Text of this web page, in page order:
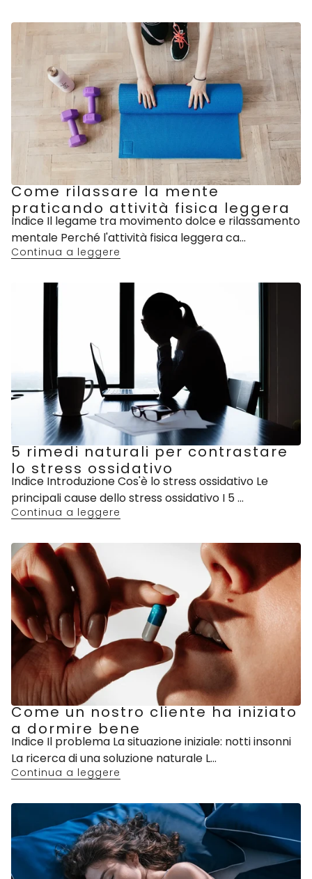
Come rilassare la mente
praticando attività fisica leggera
Indice Il legame tra movimento dolce e rilassamento
mentale Perché l'attività fisica leggera ca...
Continua a leggere
5 rimedi naturali per contrastare
lo stress ossidativo
Indice Introduzione Cos'è lo stress ossidativo Le
principali cause dello stress ossidativo I 5 ...
Continua a leggere
Come un nostro cliente ha iniziato
a dormire bene
Indice Il problema La situazione iniziale: notti insonni
La ricerca di una soluzione naturale L...
Continua a leggere